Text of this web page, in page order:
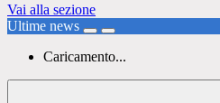
Vai alla sezione
Ultime news
Caricamento...